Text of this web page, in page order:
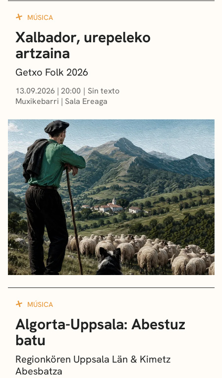
MÚSICA
Xalbador, urepeleko
artzaina
Getxo Folk 2026
13.09.2026 | 20:00
Sin texto
Muxikebarri | Sala Ereaga
MÚSICA
Algorta-Uppsala: Abestuz
batu
Regionkören Uppsala Län & Kimetz
Abesbatza